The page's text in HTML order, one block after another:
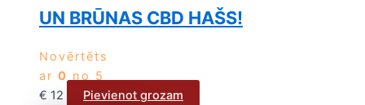
UN BRŪNAS CBD HAŠS!
Novērtēts
ar 0 no 5
€ 12 Pievienot grozam